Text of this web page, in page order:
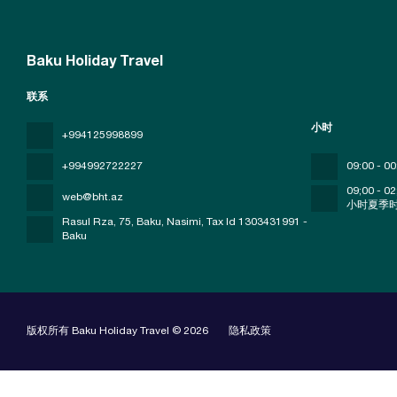
Baku Holiday Travel
联系
+994125998899
+994992722227
web@bht.az
Rasul Rza, 75, Baku, Nasimi, Tax Id 1303431991 -
Baku
小时
09:00 -
09;00 -
小时夏季
版权所有 Baku Holiday Travel © 2026 隐私政策